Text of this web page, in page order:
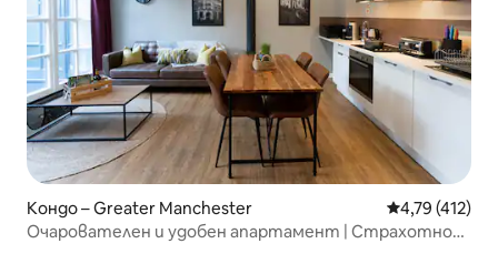
Кондо – Greater Manchester Средна
4,79 (412)
Очарователен и удобен апартамент | Страхотно